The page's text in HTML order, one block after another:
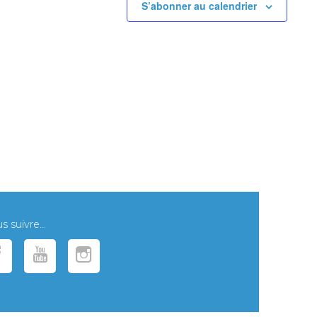
S’abonner au calendrier
suivre...